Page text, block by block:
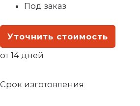
Под заказ
Уточнить стоимость
от 14 дней
Срок изготовления